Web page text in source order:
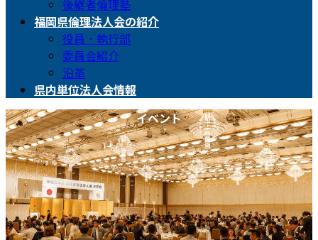
後継者倫理塾
福岡県倫理法人会の紹介
役員・執行部
委員会紹介
沿革
県内単位法人会情報
イベント